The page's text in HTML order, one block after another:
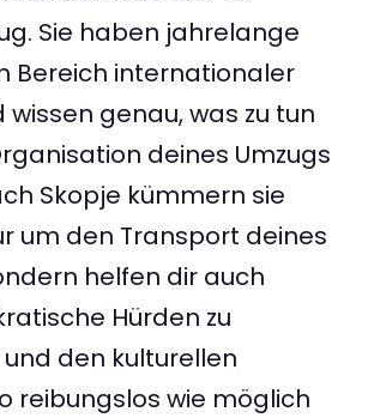
Sie haben jahrelange
Bereich internationaler
wissen genau, was zu tun
deines Umzugs
Skopje kümmern sie
um den Transport deines
helfen dir auch
Hürden zu
den kulturellen
reibungslos wie möglich